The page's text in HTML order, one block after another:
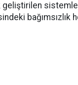
geliştirilen
bağımsızlık